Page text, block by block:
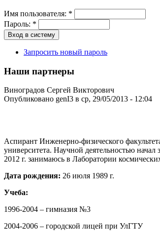
Имя пользователя: *
Пароль: *
Запросить новый пароль
Наши партнеры
Виноградов Сергей Викторович
Опубликовано genI3 в ср, 29/05/2013 - 12:04
Аспирант Инженерно-физического
университета. Научной деятельностью
2012 г. занимаюсь в Лаборатории
Дата рождения: 26 июля 1989 г.
Учеба:
1996-2004 – гимназия №3
2004-2006 – городской лицей при УлГТУ